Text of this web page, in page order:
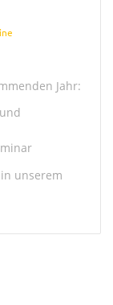
Jahr:
unserem